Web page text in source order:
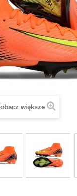
większe